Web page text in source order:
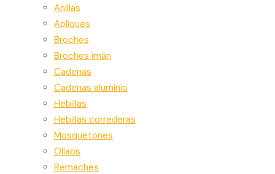
Anillas
Apliques
Broches
Broches imán
Cadenas
Cadenas aluminio
Hebillas
Hebillas correderas
Mosquetones
Ollaos
Remaches